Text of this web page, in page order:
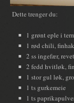
Dette trenger du:
1 grønt eple i
1 rød chili,
2 ss ingefær, revet
2 fedd hvitløk,
1 stor gul løk,
1 ts gurkemeie
1 ts